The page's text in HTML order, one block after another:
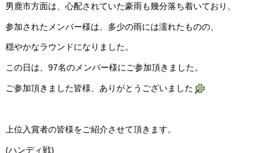
男鹿市方面は、心配されていた豪雨も幾分落ち着いており、
参加されたメンバー様は、多少の雨には濡れたものの、
穏やかなラウンドになりました。
この日は、97名のメンバー様にご参加頂きました。
ご参加頂きました皆様、ありがとうございました
上位入賞者の皆様をご紹介させて頂きます。
(ハンディ戦)